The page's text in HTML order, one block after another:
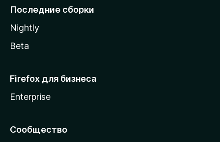
lПоследние сборки
Nightly
Beta
Firefox для бизнеса
Enterprise
Сообщество